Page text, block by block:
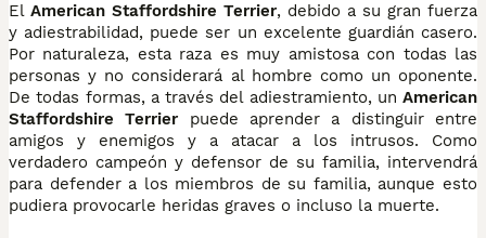
El American Staffordshire Terrier, debido a su gran fuerza
y adiestrabilidad, puede ser un excelente guardián casero.
Por naturaleza, esta raza es muy amistosa con todas las
personas y no considerará al hombre como un oponente.
De todas formas, a través del adiestramiento, un American
Staffordshire Terrier puede aprender a distinguir entre
amigos y enemigos y a atacar a los intrusos. Como
verdadero campeón y defensor de su familia, intervendrá
para defender a los miembros de su familia, aunque esto
pudiera provocarle heridas graves o incluso la muerte.